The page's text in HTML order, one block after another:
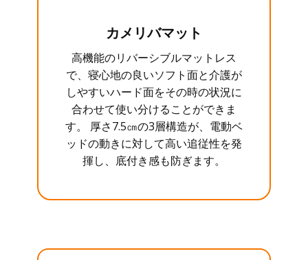
カメリバマット
高機能のリバーシブルマットレス
で、寝心地の良いソフト面と介護が
しやすいハード面をその時の状況に
合わせて使い分けることができま
す。 厚さ7.5㎝の3層構造が、電動ベ
ッドの動きに対して高い追従性を発
揮し、底付き感も防ぎます。